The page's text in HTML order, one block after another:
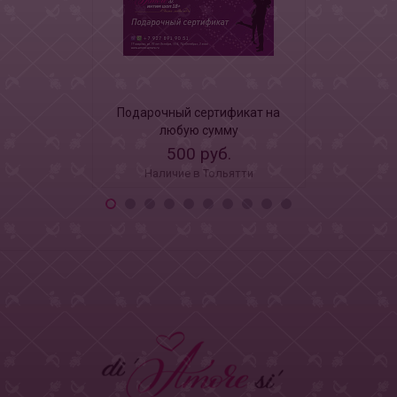
Подарочный сертификат на
любую сумму
500 руб.
Наличие в Тольятти